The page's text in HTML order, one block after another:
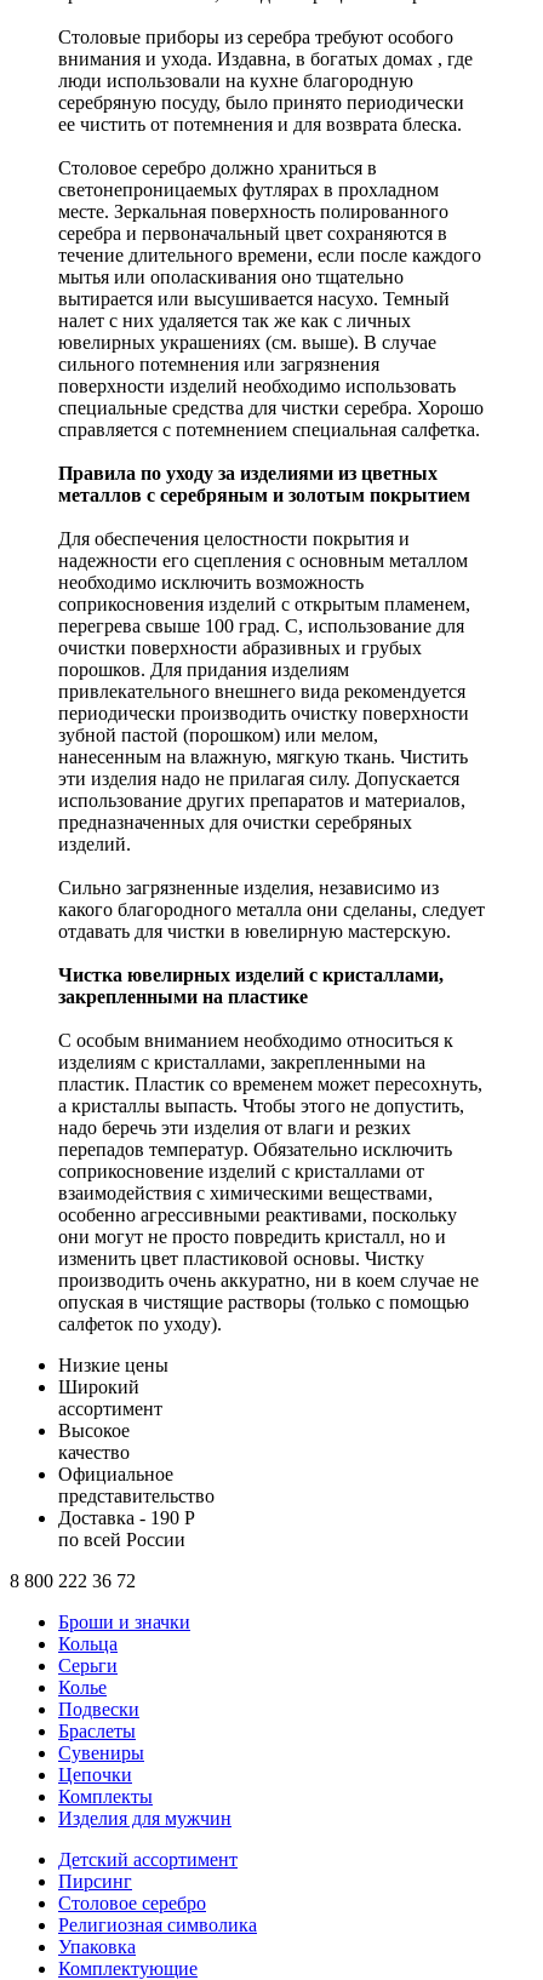
Столовые приборы из серебра требуют особого
внимания и ухода. Издавна, в богатых домах , где
люди использовали на кухне благородную
серебряную посуду, было принято периодически
ее чистить от потемнения и для возврата блеска.
Столовое серебро должно храниться в
светонепроницаемых футлярах в прохладном
месте. Зеркальная поверхность полированного
серебра и первоначальный цвет сохраняются в
течение длительного времени, если после каждого
мытья или ополаскивания оно тщательно
вытирается или высушивается насухо. Темный
налет с них удаляется так же как с личных
ювелирных украшениях (см. выше). В случае
сильного потемнения или загрязнения
поверхности изделий необходимо использовать
специальные средства для чистки серебра. Хорошо
справляется с потемнением специальная салфетка.
Правила по уходу за изделиями из цветных
металлов с серебряным и золотым покрытием
Для обеспечения целостности покрытия и
надежности его сцепления с основным металлом
необходимо исключить возможность
соприкосновения изделий с открытым пламенем,
перегрева свыше 100 град. С, использование для
очистки поверхности абразивных и грубых
порошков. Для придания изделиям
привлекательного внешнего вида рекомендуется
периодически производить очистку поверхности
зубной пастой (порошком) или мелом,
нанесенным на влажную, мягкую ткань. Чистить
эти изделия надо не прилагая силу. Допускается
использование других препаратов и материалов,
предназначенных для очистки серебряных
изделий.
Сильно загрязненные изделия, независимо из
какого благородного металла они сделаны, следует
отдавать для чистки в ювелирную мастерскую.
Чистка ювелирных изделий с кристаллами,
закрепленными на пластике
С особым вниманием необходимо относиться к
изделиям с кристаллами, закрепленными на
пластик. Пластик со временем может пересохнуть,
а кристаллы выпасть. Чтобы этого не допустить,
надо беречь эти изделия от влаги и резких
перепадов температур. Обязательно исключить
соприкосновение изделий с кристаллами от
взаимодействия с химическими веществами,
особенно агрессивными реактивами, поскольку
они могут не просто повредить кристалл, но и
изменить цвет пластиковой основы. Чистку
производить очень аккуратно, ни в коем случае не
опуская в чистящие растворы (только с помощью
салфеток по уходу).
Низкие цены
Широкий
ассортимент
Высокое
качество
Официальное
представительство
Доставка - 190 Р
по всей России
8 800 222 36 72
Броши и значки
Кольца
Серьги
Колье
Подвески
Браслеты
Сувениры
Цепочки
Комплекты
Изделия для мужчин
Детский ассортимент
Пирсинг
Столовое серебро
Религиозная символика
Упаковка
Комплектующие